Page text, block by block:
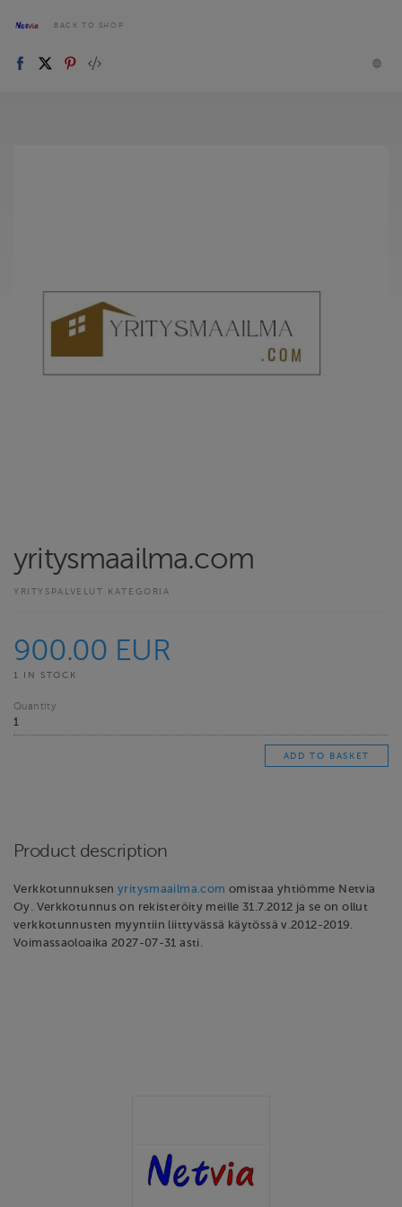
BACK TO SHOP
yritysmaailma.com
YRITYSPALVELUT KATEGORIA
900.00 EUR
1 IN STOCK
Quantity
Product description
Verkkotunnuksenyritysmaailma.com omistaa yhtiömme Netvia
Oy. Verkkotunnus on rekisteröity meille 31.7.2012 ja se on ollut
verkkotunnusten myyntiin liittyvässä käytössä v.2012-2019.
Voimassaoloaika 2027-07-31 asti.